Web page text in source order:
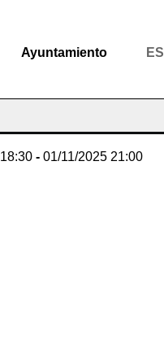
Ayuntamiento ES
18:30 - 01/11/2025 21:00